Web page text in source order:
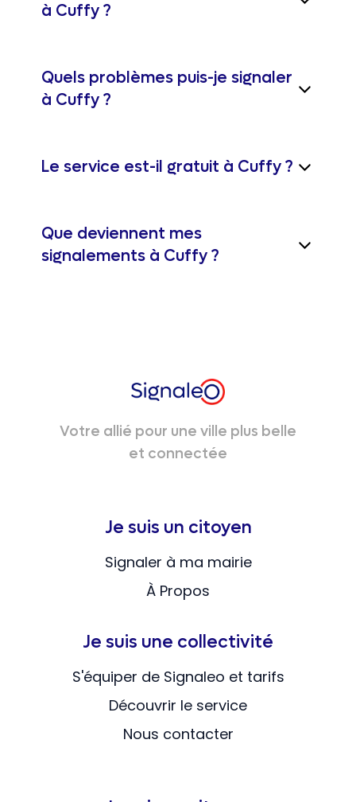
à Cuffy ?
Quels problèmes puis-je signaler
à Cuffy ?
Le service est-il gratuit à Cuffy ?
Que deviennent mes
signalements à Cuffy ?
Votre allié pour une ville plus belle
et connectée
Je suis un citoyen
Signaler à ma mairie
À Propos
Je suis une collectivité
S'équiper de Signaleo et tarifs
Découvrir le service
Nous contacter